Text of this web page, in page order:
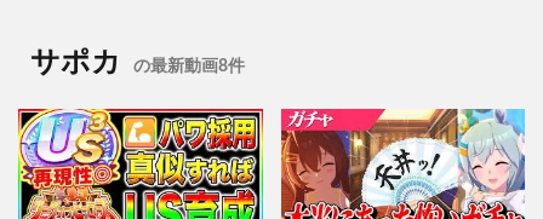
サポカ の最新動画8件